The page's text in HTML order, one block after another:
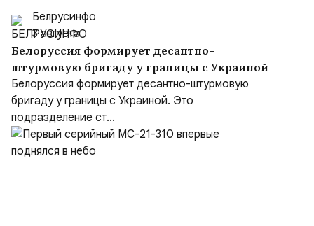
Белрусинфо
3 августа
Белоруссия формирует десантно-
штурмовую бригаду у границы с Украиной
Белоруссия формирует десантно-штурмовую
бригаду у границы с Украиной. Это
подразделение ст...